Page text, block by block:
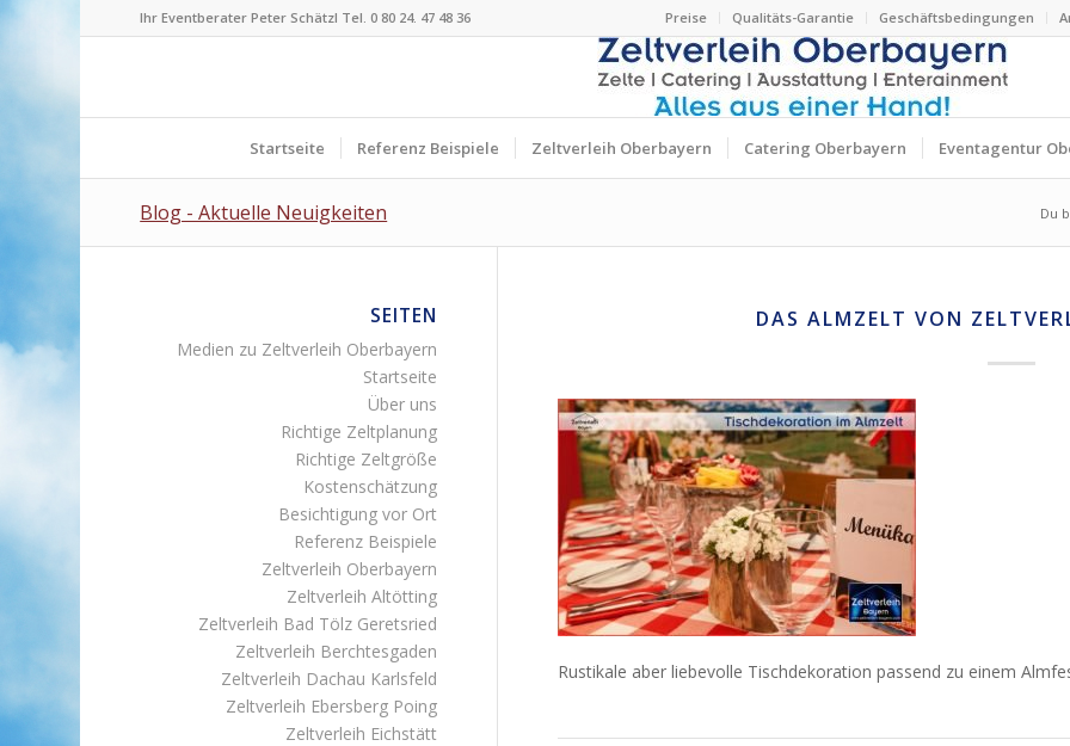
Preise Qualitäts-Garantie Geschäftsbedingungen
Ihr Eventberater Peter Schätzl Tel. 0 80 24. 47 48 36
Startseite Referenz Beispiele Zeltverleih Oberbayern Catering Oberbayern Eventagentur
Blog - Aktuelle Neuigkeiten Du
DAS ALMZELT VON
Rustikale aber liebevolle Tischdekoration passend zu einem
SEITEN
Medien zu Zeltverleih Oberbayern
Startseite
Über uns
Richtige Zeltplanung
Richtige Zeltgröße
Kostenschätzung
Besichtigung vor Ort
Referenz Beispiele
Zeltverleih Oberbayern
Zeltverleih Altötting
Zeltverleih Bad Tölz Geretsried
Zeltverleih Berchtesgaden
Zeltverleih Dachau Karlsfeld
Zeltverleih Ebersberg Poing
Zeltverleih Eichstätt